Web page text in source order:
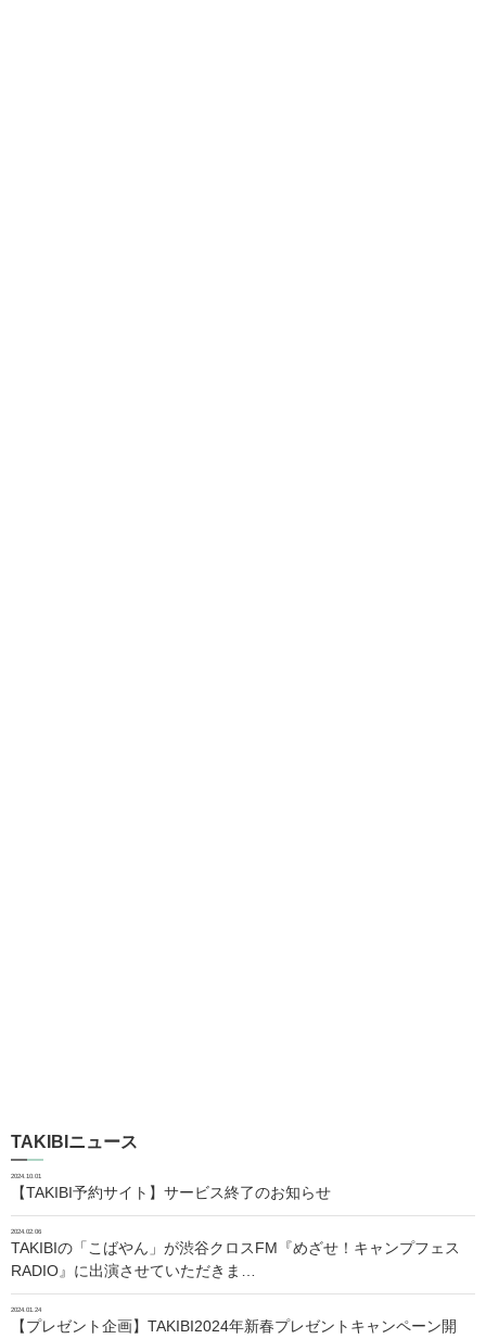
TAKIBIニュース
2024.10.01
【TAKIBI予約サイト】サービス終了のお知らせ
2024.02.06
TAKIBIの「こばやん」が渋谷クロスFM『めざせ！キャンプフェス
RADIO』に出演させていただきま…
2024.01.24
【プレゼント企画】TAKIBI2024年新春プレゼントキャンペーン開